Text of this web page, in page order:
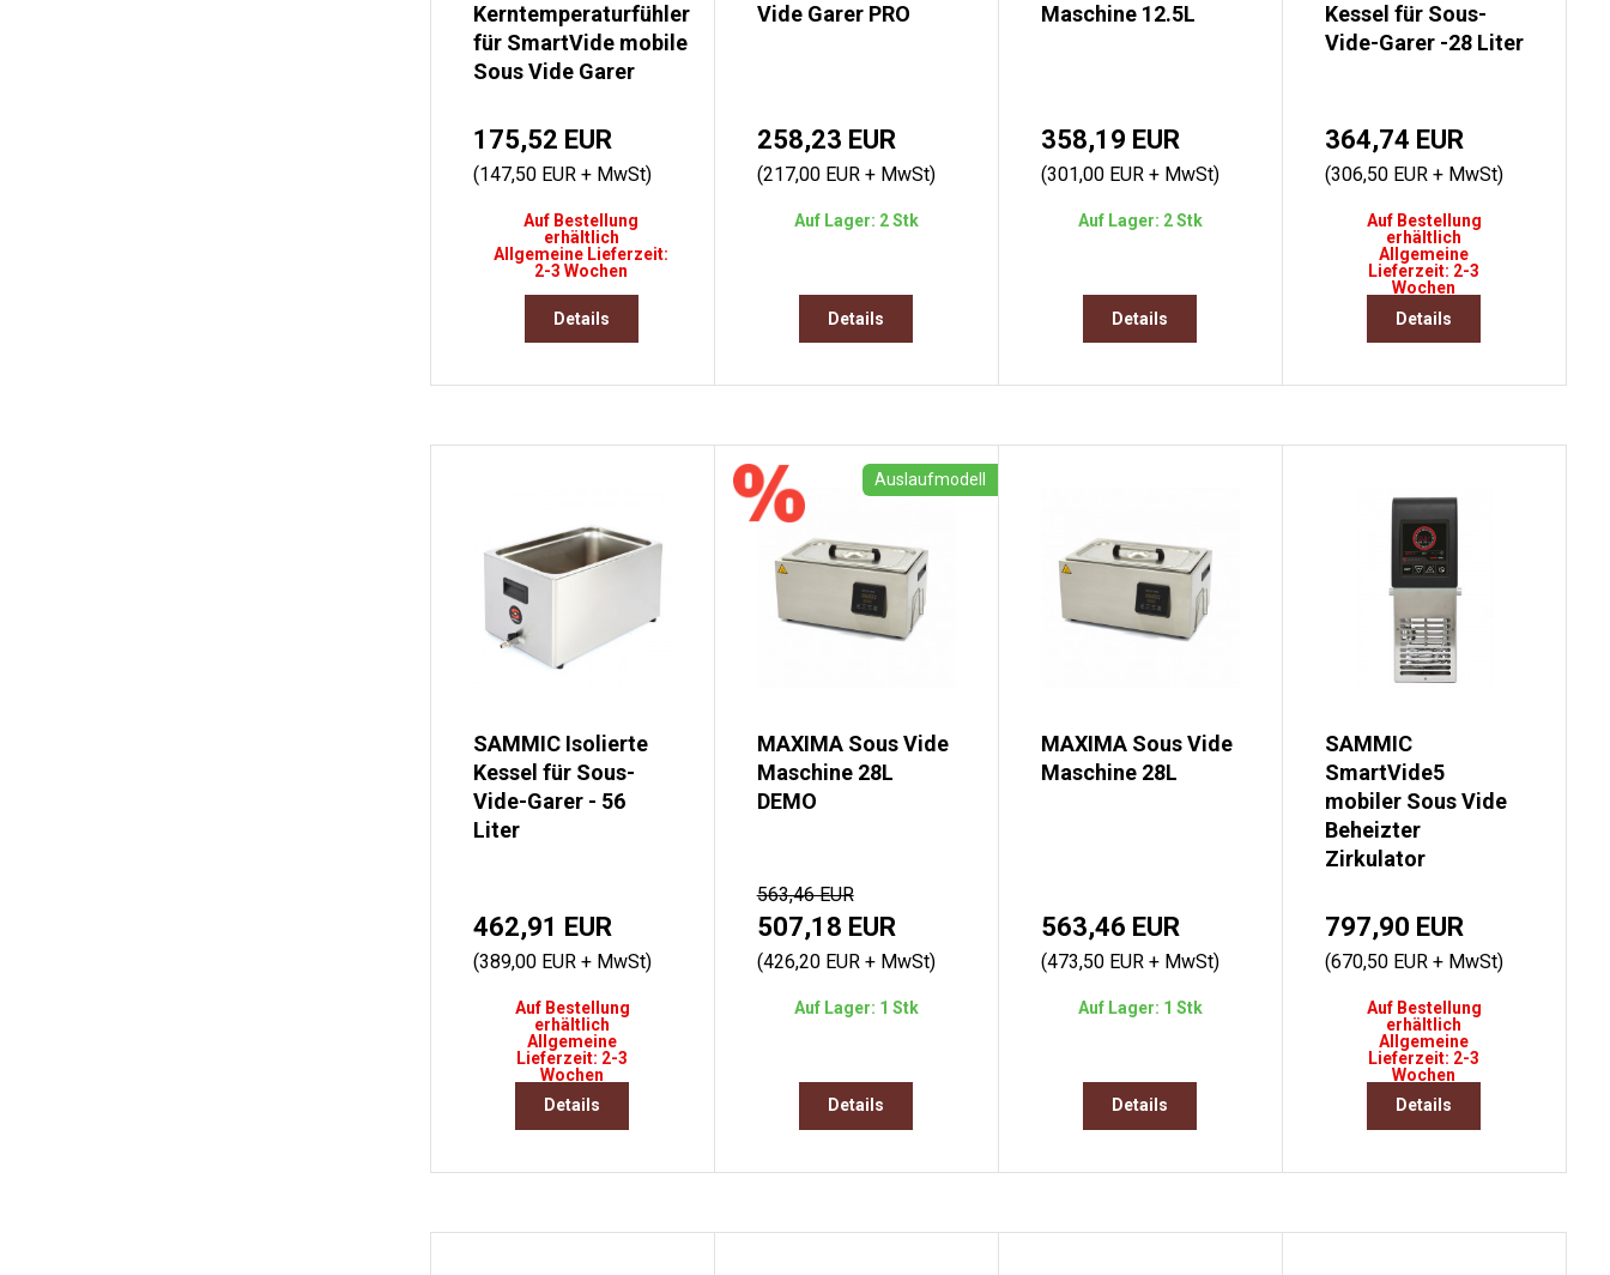
Kerntemperaturfühler
für SmartVide mobile
Sous Vide Garer
175,52 EUR
(147,50 EUR + MwSt)
Auf Bestellung
erhältlich
Allgemeine Lieferzeit:
2-3 Wochen
Details
Vide Garer PRO
258,23 EUR
(217,00 EUR + MwSt)
Auf Lager: 2 Stk
Details
Maschine 12.5L
358,19 EUR
(301,00 EUR + MwSt)
Auf Lager: 2 Stk
Details
Kessel für Sous-
Vide-Garer -28 Liter
364,74 EUR
(306,50 EUR + MwSt)
Auf Bestellung
erhältlich
Allgemeine
Lieferzeit: 2-3
Wochen
Details
SAMMIC Isolierte
Kessel für Sous-
Vide-Garer - 56
Liter
462,91 EUR
(389,00 EUR + MwSt)
Auf Bestellung
erhältlich
Allgemeine
Lieferzeit: 2-3
Wochen
Details
Auslaufmodell
MAXIMA Sous Vide
Maschine 28L
DEMO
563,46 EUR
507,18 EUR
(426,20 EUR + MwSt)
Auf Lager: 1 Stk
Details
MAXIMA Sous Vide
Maschine 28L
563,46 EUR
(473,50 EUR + MwSt)
Auf Lager: 1 Stk
Details
SAMMIC
SmartVide5
mobiler Sous Vide
Beheizter
Zirkulator
797,90 EUR
(670,50 EUR + MwSt)
Auf Bestellung
erhältlich
Allgemeine
Lieferzeit: 2-3
Wochen
Details